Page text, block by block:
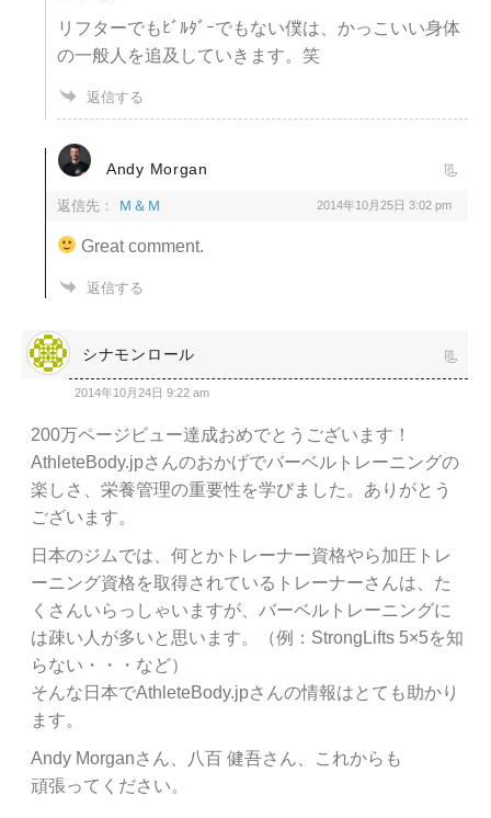
リフターでもﾋﾞﾙﾀﾞｰでもない僕は、かっこいい身体
の一般人を追及していきます。笑
返信する
Andy Morgan
返信先： Ｍ＆Ｍ 2014年10月25日 3:02 pm
Great comment.
返信する
シナモンロール
2014年10月24日 9:22 am
200万ページビュー達成おめでとうございます！
AthleteBody.jpさんのおかげでバーベルトレーニングの
楽しさ、栄養管理の重要性を学びました。ありがとう
ございます。
日本のジムでは、何とかトレーナー資格やら加圧トレ
ーニング資格を取得されているトレーナーさんは、た
くさんいらっしゃいますが、バーベルトレーニングに
は疎い人が多いと思います。（例：StrongLifts 5×5を知
らない・・・など）
そんな日本でAthleteBody.jpさんの情報はとても助かり
ます。
Andy Morganさん、八百 健吾さん、これからも
頑張ってください。